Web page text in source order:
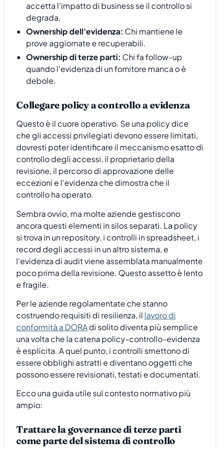
accetta l'impatto di business se il controllo si
degrada.
Ownership dell'evidenza: Chi mantiene le
prove aggiornate e recuperabili.
Ownership di terze parti: Chi fa follow-up
quando l'evidenza di un fornitore manca o è
debole.
Collegare policy a controllo a evidenza
Questo è il cuore operativo. Se una policy dice
che gli accessi privilegiati devono essere limitati,
dovresti poter identificare il meccanismo esatto di
controllo degli accessi, il proprietario della
revisione, il percorso di approvazione delle
eccezioni e l'evidenza che dimostra che il
controllo ha operato.
Sembra ovvio, ma molte aziende gestiscono
ancora questi elementi in silos separati. La policy
si trova in un repository, i controlli in spreadsheet, i
record degli accessi in un altro sistema, e
l'evidenza di audit viene assemblata manualmente
poco prima della revisione. Questo assetto è lento
e fragile.
Per le aziende regolamentate che stanno
costruendo requisiti di resilienza, il lavoro di
conformità a DORAdi solito diventa più semplice
una volta che la catena policy-controllo-evidenza
è esplicita. A quel punto, i controlli smettono di
essere obblighi astratti e diventano oggetti che
possono essere revisionati, testati e documentati.
Ecco una guida utile sul contesto normativo più
ampio:
Trattare la governance di terze parti
come parte del sistema di controllo